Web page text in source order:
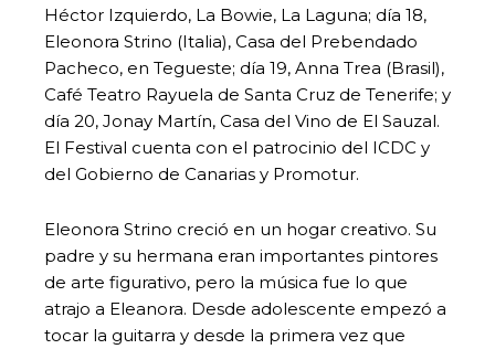
Héctor Izquierdo, La Bowie, La Laguna; día 18,
Eleonora Strino (Italia), Casa del Prebendado
Pacheco, en Tegueste; día 19, Anna Trea (Brasil),
Café Teatro Rayuela de Santa Cruz de Tenerife; y
día 20, Jonay Martín, Casa del Vino de El Sauzal.
El Festival cuenta con el patrocinio del ICDC y
del Gobierno de Canarias y Promotur.
Eleonora Strino creció en un hogar creativo. Su
padre y su hermana eran importantes pintores
de arte figurativo, pero la música fue lo que
atrajo a Eleanora. Desde adolescente empezó a
tocar la guitarra y desde la primera vez que